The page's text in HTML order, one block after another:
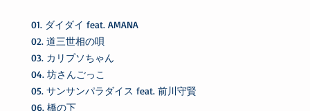
01. ダイダイ feat. AMANA
02. 道三世相の唄
03. カリプソちゃん
04. 坊さんごっこ
05. サンサンパラダイス feat. 前川守賢
06. 橋の下